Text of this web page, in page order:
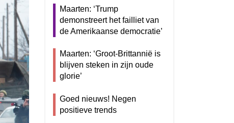
Maarten: ‘Trump
demonstreert het failliet van
de Amerikaanse democratie’
Maarten: ‘Groot-Brittannië is
blijven steken in zijn oude
glorie’
Goed nieuws! Negen
positieve trends